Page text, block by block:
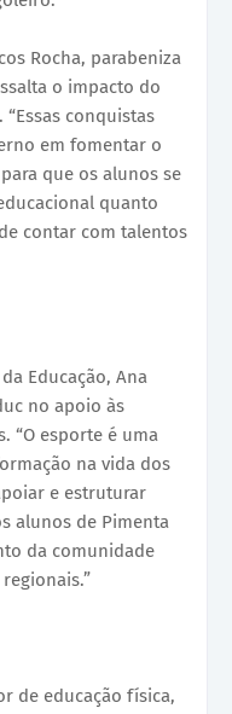
Rocha, parabeniza
o impacto do
conquistas
em fomentar o
que os alunos se
quanto
contar com talentos
Educação, Ana
no apoio às
“O esporte é uma
na vida dos
e estruturar
alunos de Pimenta
da comunidade
de educação física,